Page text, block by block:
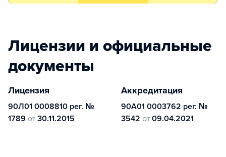
Лицензии и официальные
документы
Лицензия
90Л01 0008810 рег. №
1789 от 30.11.2015
Аккредитация
90А01 0003762 рег. №
3542 от 09.04.2021